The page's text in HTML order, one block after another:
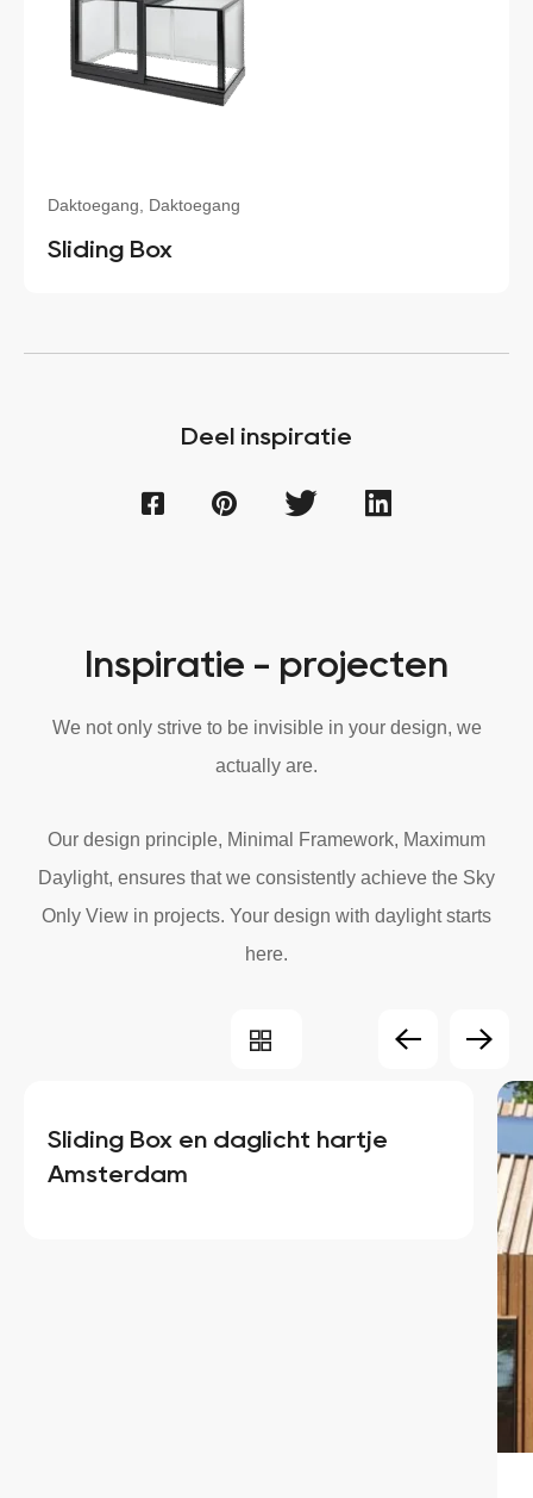
Daktoegang, Daktoegang
Sliding Box
Deel inspiratie
Inspiratie - projecten
We not only strive to be invisible in your design, we
actually are.
Our design principle, Minimal Framework, Maximum
Daylight, ensures that we consistently achieve the Sky
Only View in projects. Your design with daylight starts
here.
Sliding Box en daglicht hartje
Amsterdam